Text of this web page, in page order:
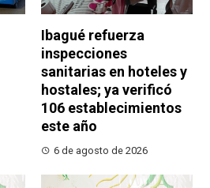
Ibagué refuerza
inspecciones
sanitarias en hoteles y
hostales; ya verificó
106 establecimientos
este año
6 de agosto de 2026